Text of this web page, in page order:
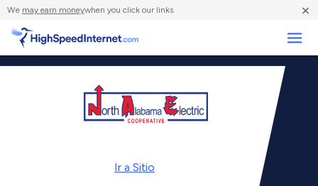
We may earn moneywhen you click our links. ×
Ir a Sitio